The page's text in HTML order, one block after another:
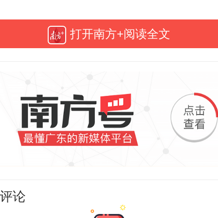
。
程”送训下乡宣讲培训。东莞市自
镇（街道）“百千万工程”指挥办、
余人参加培训。
打开南方+阅读全文
论